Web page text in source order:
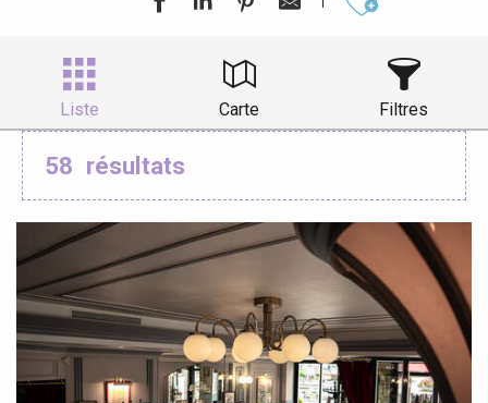
Liste Carte Filtres
58 résultats